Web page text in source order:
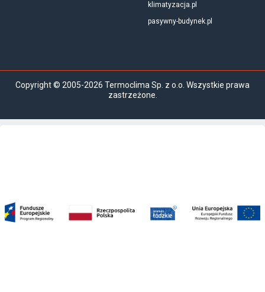
klimatyzacja.pl
pasywny-budynek.pl
Copyright © 2005-2026 Termoclima Sp. z o.o. Wszystkie prawa
zastrzeżone.